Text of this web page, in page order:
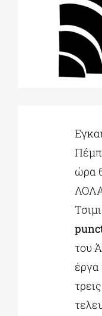
ΔΙΔΑΚΤΟΡΙΚΑ
ΕΚΠΑΙΔΕΥΤΙΚΑ ΙΔΡΥΜΑΤΑ
ώρα
του